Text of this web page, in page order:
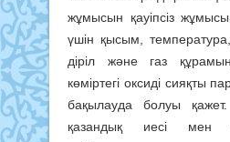
жұмысын қауіпсіз
үшін қысым,
діріл және газ
көміртегі оксиді сияқты
бақылауда болуы
қазандық иесі мен